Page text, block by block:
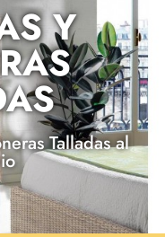
Y
Talladas al